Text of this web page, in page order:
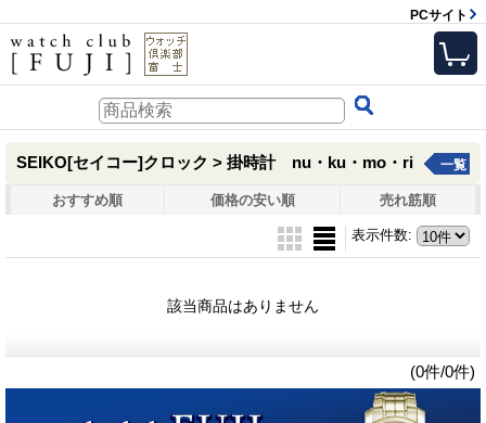
PCサイト
SEIKO[セイコー]クロック > 掛時計 nu・ku・mo・ri 一覧
おすすめ順 価格の安い順 売れ筋順
表示件数:
該当商品はありません
(0件/0件)